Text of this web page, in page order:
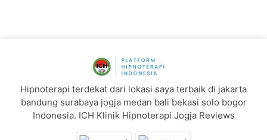
Hipnoterapi terdekat dari lokasi saya terbaik di jakarta
bandung surabaya jogja medan bali bekasi solo bogor
Indonesia. ICH Klinik Hipnoterapi Jogja Reviews